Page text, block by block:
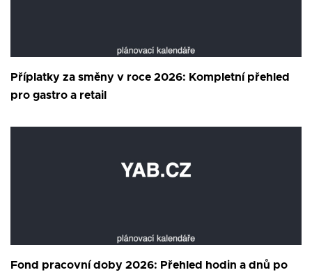
Příplatky za směny v roce 2026: Kompletní přehled
pro gastro a retail
Fond pracovní doby 2026: Přehled hodin a dnů po